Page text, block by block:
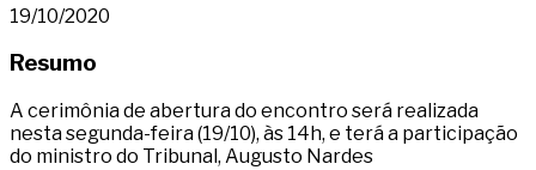
19/10/2020
Resumo
A cerimônia de abertura do encontro será realizada
nesta segunda-feira (19/10), às 14h, e terá a participação
do ministro do Tribunal, Augusto Nardes